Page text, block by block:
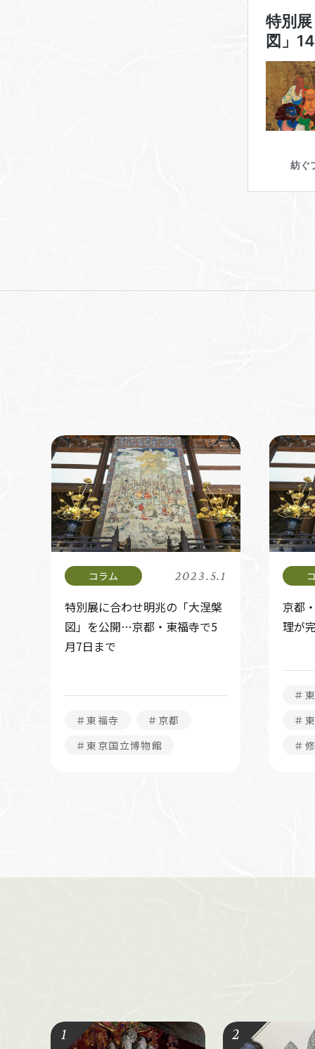
2023.5.1
特別展に合わせ明兆の「大涅槃
図」を公開…京都・東福寺で5
月7日まで
＃東福寺
＃京都
＃東京国立博物館
京都
理が
＃
＃
＃